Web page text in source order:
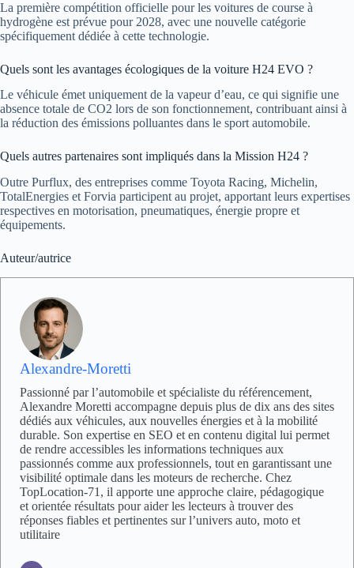
La première compétition officielle pour les voitures de course à
hydrogène est prévue pour 2028, avec une nouvelle catégorie
spécifiquement dédiée à cette technologie.
Quels sont les avantages écologiques de la voiture H24 EVO ?
Le véhicule émet uniquement de la vapeur d’eau, ce qui signifie une
absence totale de CO2 lors de son fonctionnement, contribuant ainsi à
la réduction des émissions polluantes dans le sport automobile.
Quels autres partenaires sont impliqués dans la Mission H24 ?
Outre Purflux, des entreprises comme Toyota Racing, Michelin,
TotalEnergies et Forvia participent au projet, apportant leurs expertises
respectives en motorisation, pneumatiques, énergie propre et
équipements.
Auteur/autrice
Alexandre-Moretti
Passionné par l’automobile et spécialiste du référencement,
Alexandre Moretti accompagne depuis plus de dix ans des sites
dédiés aux véhicules, aux nouvelles énergies et à la mobilité
durable. Son expertise en SEO et en contenu digital lui permet
de rendre accessibles les informations techniques aux
passionnés comme aux professionnels, tout en garantissant une
visibilité optimale dans les moteurs de recherche. Chez
TopLocation-71, il apporte une approche claire, pédagogique
et orientée résultats pour aider les lecteurs à trouver des
réponses fiables et pertinentes sur l’univers auto, moto et
utilitaire